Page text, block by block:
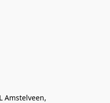
Amstelveen,